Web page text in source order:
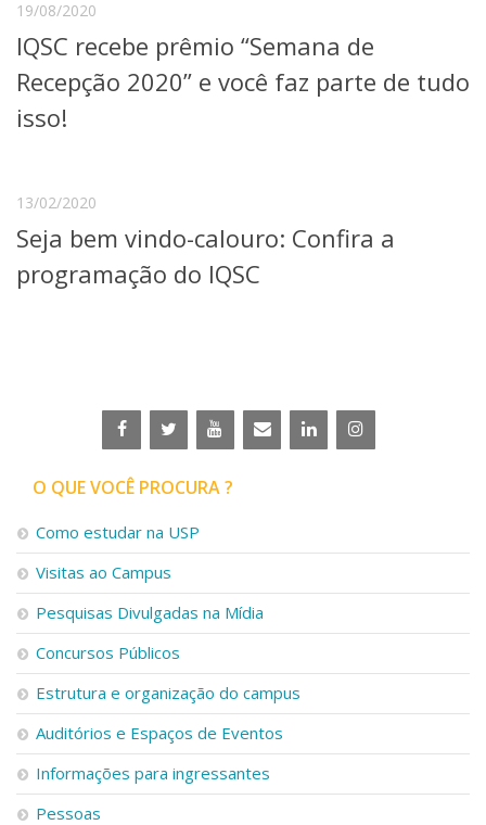
Segurança, Trânsito e Prevenção
RH, Administrativo e Financeiro
Outros serviços
Comunicação
Assessorias e Mídias
Agenda de Eventos
19/08/2020
IQSC recebe prêmio “Semana de
Recepção 2020” e você faz parte de tudo
isso!
13/02/2020
Seja bem vindo-calouro: Confira a
programação do IQSC
O QUE VOCÊ PROCURA ?
Como estudar na USP
Visitas ao Campus
Pesquisas Divulgadas na Mídia
Concursos Públicos
Estrutura e organização do campus
Auditórios e Espaços de Eventos
Informações para ingressantes
Pessoas